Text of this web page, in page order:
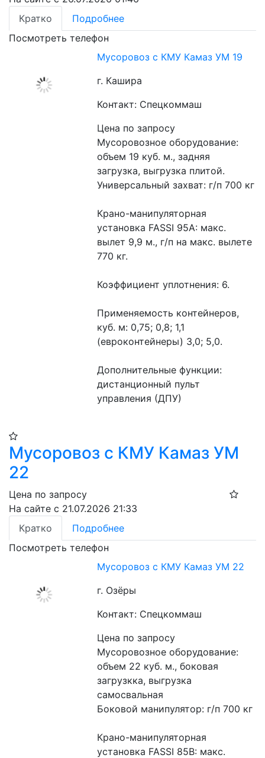
Кратко
Подробнее
Посмотреть телефон
Мусоровоз с КМУ Камаз УМ 19
г. Кашира
Контакт: Спецкоммаш
Цена по запросу
Мусоровозное оборудование:
объем 19 куб. м., задняя
загрузка, выгрузка плитой.
Универсальный захват: г/п 700 кг
Крано-манипуляторная
установка FASSI 95А: макс.
вылет 9,9 м., г/п на макс. вылете
770 кг.
Коэффициент уплотнения: 6.
Применяемость контейнеров,
куб. м: 0,75; 0,8; 1,1
(евроконтейнеры) 3,0; 5,0.
Дополнительные функции:
дистанционный пульт
управления (ДПУ)
Мусоровоз с КМУ Камаз УМ
22
Цена по запросу
На сайте с 21.07.2026 21:33
Кратко
Подробнее
Посмотреть телефон
Мусоровоз с КМУ Камаз УМ 22
г. Озёры
Контакт: Спецкоммаш
Цена по запросу
Мусоровозное оборудование:
объем 22 куб. м., боковая
загрузкка, выгрузка
самосвальная
Боковой манипулятор: г/п 700 кг
Крано-манипуляторная
установка FASSI 85B: макс.